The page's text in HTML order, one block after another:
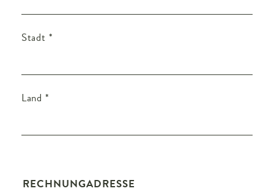
Stadt *
Land *
RECHNUNGADRESSE